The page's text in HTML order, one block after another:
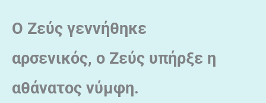
Ο Ζεύς γεννήθηκε
αρσενικός, o Ζεύς υπήρξε η
αθάνατος νύμφη.